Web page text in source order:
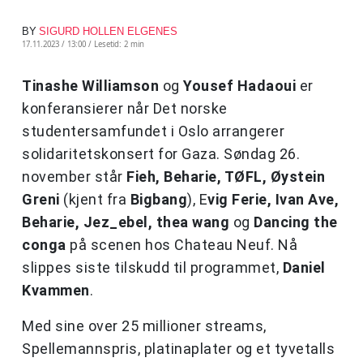
BY SIGURD HOLLEN ELGENES
17.11.2023 / 13:00 / Lesetid: 2 min
Tinashe Williamson og Yousef Hadaoui er
konferansierer når Det norske
studentersamfundet i Oslo arrangerer
solidaritetskonsert for Gaza. Søndag 26.
november står Fieh, Beharie, TØFL, Øystein
Greni (kjent fra Bigbang), Evig Ferie, Ivan Ave,
Beharie, Jez_ebel, thea wang og Dancing the
conga på scenen hos Chateau Neuf. Nå
slippes siste tilskudd til programmet, Daniel
Kvammen.
Med sine over 25 millioner streams,
Spellemannspris, platinaplater og et tyvetalls